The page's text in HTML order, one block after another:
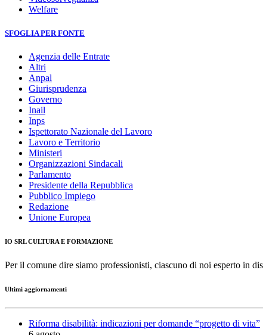
Welfare
SFOGLIA PER FONTE
Agenzia delle Entrate
Altri
Anpal
Giurisprudenza
Governo
Inail
Inps
Ispettorato Nazionale del Lavoro
Lavoro e Territorio
Ministeri
Organizzazioni Sindacali
Parlamento
Presidente della Repubblica
Pubblico Impiego
Redazione
Unione Europea
IO SRL CULTURA E FORMAZIONE
Per il comune dire siamo professionisti, ciascuno di noi esperto in
Ultimi aggiornamenti
Riforma disabilità: indicazioni per domande “progetto di vita”